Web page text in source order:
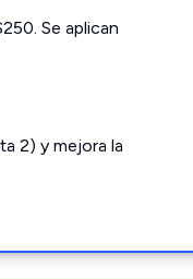
Se aplican
2) y mejora la